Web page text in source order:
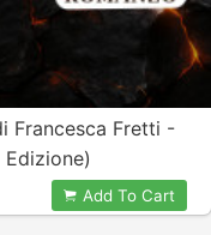
Francesca Fretti -
Add To Cart